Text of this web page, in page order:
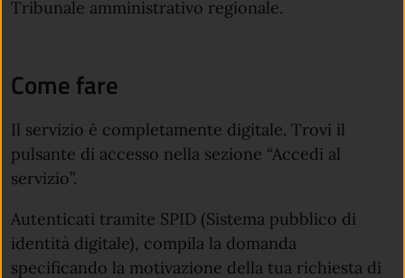
Tribunale amministrativo regionale.
Come fare
Il servizio è completamente digitale. Trovi il
pulsante di accesso nella sezione “Accedi al
servizio”.
Autenticati tramite SPID (Sistema pubblico di
identità digitale), compila la domanda
specificando la motivazione della tua richiesta di